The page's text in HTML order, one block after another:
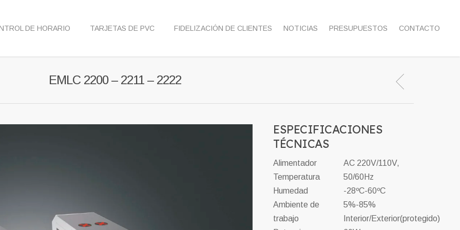
DE HORARIO TARJETAS DE PVC FIDELIZACIÓN DE CLIENTES NOTICIAS PRESUPUESTOS CONTACTO
EMLC 2200 – 2211 – 2222
ESPECIFICACIONES
TÉCNICAS
Alimentador
Temperatura
Humedad
Ambiente de
trabajo
AC 220V/110V,
50/60Hz
-28ºC-60ºC
5%-85%
Interior/Exterior(protegido)